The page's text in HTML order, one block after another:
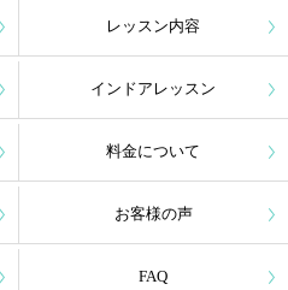
レッスン内容
インドアレッスン
料金について
お客様の声
FAQ